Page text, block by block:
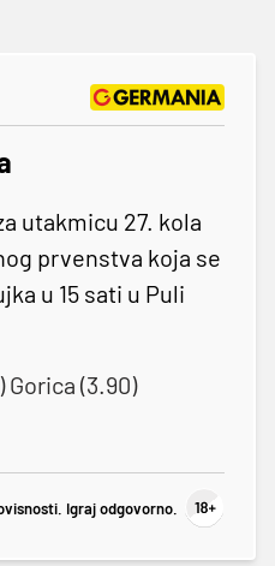
utakmicu 27. kola
prvenstva koja se
u 15 sati u Puli
Gorica (3.90)
Igraj odgovorno.